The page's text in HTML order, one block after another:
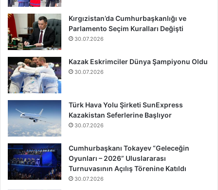
Kırgızistan’da Cumhurbaşkanlığı ve
Parlamento Seçim Kuralları Değişti
30.07.2026
Kazak Eskrimciler Dünya Şampiyonu Oldu
30.07.2026
Türk Hava Yolu Şirketi SunExpress
Kazakistan Seferlerine Başlıyor
30.07.2026
Cumhurbaşkanı Tokayev “Geleceğin
Oyunları – 2026” Uluslararası
Turnuvasının Açılış Törenine Katıldı
30.07.2026